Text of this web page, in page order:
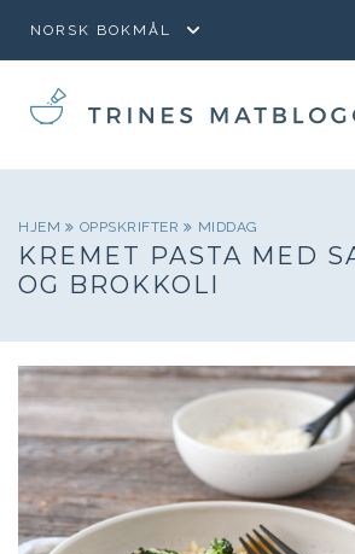
HJEM OPPSKRIFTER MIDDAG
KREMET PASTA MED
OG BROKKOLI